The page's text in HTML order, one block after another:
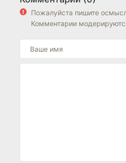
Пожалуйста пишите
Комментарии